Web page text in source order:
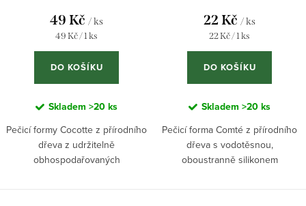
49 Kč / ks
Měrná
cena:
49 Kč / 1 ks
DO KOŠÍKU
Skladem >20 ks
Pečicí formy Cocotte z přírodního
dřeva z udržitelně
obhospodařovaných
22 Kč / ks
Měrná
cena:
22 Kč / 1 ks
DO KOŠÍKU
Skladem >20 ks
Pečicí forma Comté z přírodního
dřeva s vodotěsnou,
oboustranně silikonem